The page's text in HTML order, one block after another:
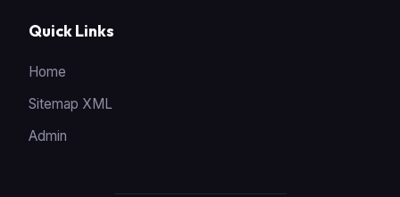
Quick Links
Home
Sitemap XML
Admin